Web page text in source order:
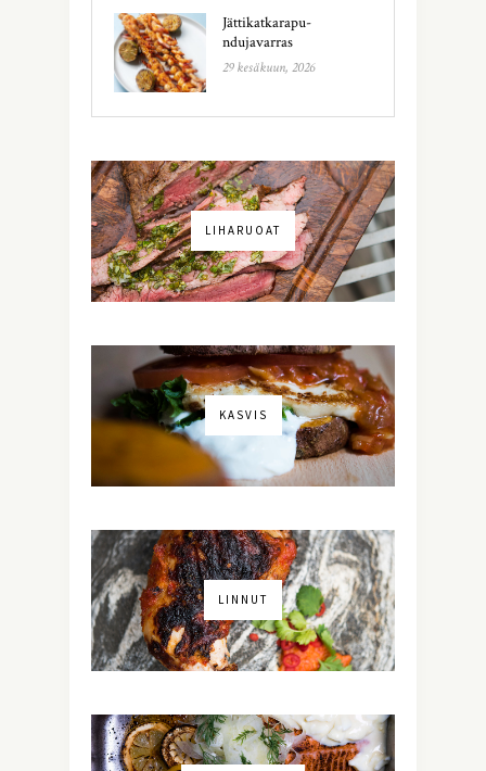
Jättikatkarapu-
ndujavarras
29 kesäkuun, 2026
LIHARUOAT
KASVIS
LINNUT